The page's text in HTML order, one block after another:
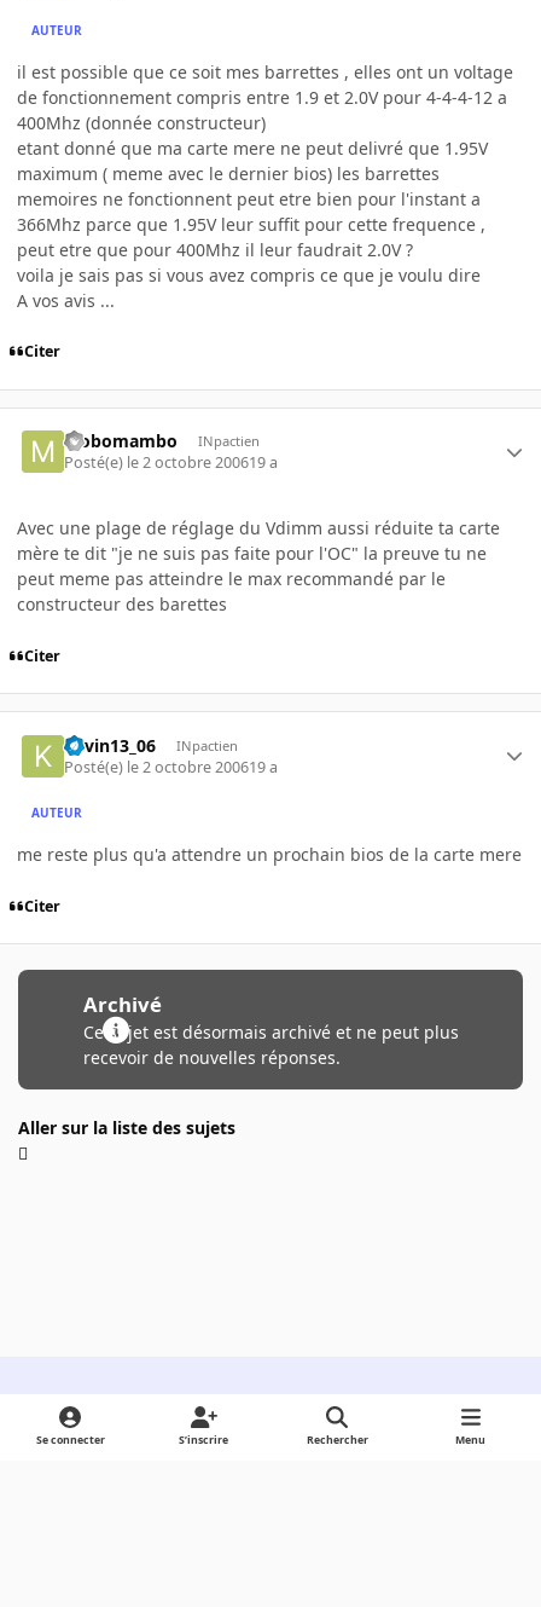
AUTEUR
il est possible que ce soit mes barrettes , elles ont un voltage
de fonctionnement compris entre 1.9 et 2.0V pour 4-4-4-12 a
400Mhz (donnée constructeur)
etant donné que ma carte mere ne peut delivré que 1.95V
maximum ( meme avec le dernier bios) les barrettes
memoires ne fonctionnent peut etre bien pour l'instant a
366Mhz parce que 1.95V leur suffit pour cette frequence ,
peut etre que pour 400Mhz il leur faudrait 2.0V ?
voila je sais pas si vous avez compris ce que je voulu dire
A vos avis ...
Citer
Mobomambo INpactien
Posté(e) le 2 octobre 200619 a
Avec une plage de réglage du Vdimm aussi réduite ta carte
mère te dit "je ne suis pas faite pour l'OC" la preuve tu ne
peut meme pas atteindre le max recommandé par le
constructeur des barettes
Citer
kevin13_06 INpactien
Posté(e) le 2 octobre 200619 a
AUTEUR
me reste plus qu'a attendre un prochain bios de la carte mere
Citer
Archivé
Ce sujet est désormais archivé et ne peut plus
recevoir de nouvelles réponses.
Aller sur la liste des sujets
Light ModeDark ModeSystem Preference
Se connecter S’inscrire Rechercher Menu